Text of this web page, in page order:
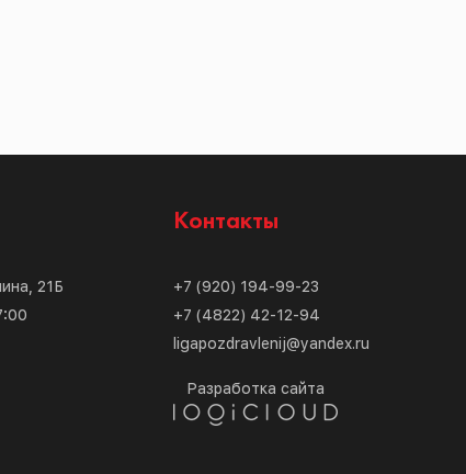
21Б
Контакты
+7 (920) 194-99-23
+7 (4822) 42-12-94
ligapozdravlenij@yandex.ru
Разработка сайта